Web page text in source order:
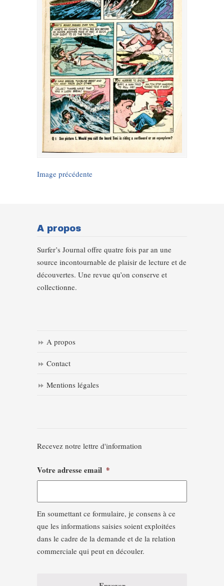
Image précédente
A propos
Surfer’s Journal offre quatre fois par an une
source incontournable de plaisir de lecture et de
découvertes. Une revue qu’on conserve et
collectionne.
A propos
Contact
Mentions légales
Recevez notre lettre d'information
Votre adresse email *
En soumettant ce formulaire, je consens à ce
que les informations saisies soient exploitées
dans le cadre de la demande et de la relation
commerciale qui peut en découler.